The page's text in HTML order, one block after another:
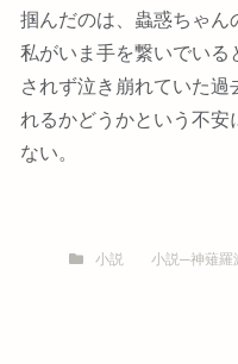
掴んだのは、蟲惑ちゃん
私がいま手を繋いでい
されず泣き崩れていた過
れるかどうかという不
ない。
小説
小説─神薙羅